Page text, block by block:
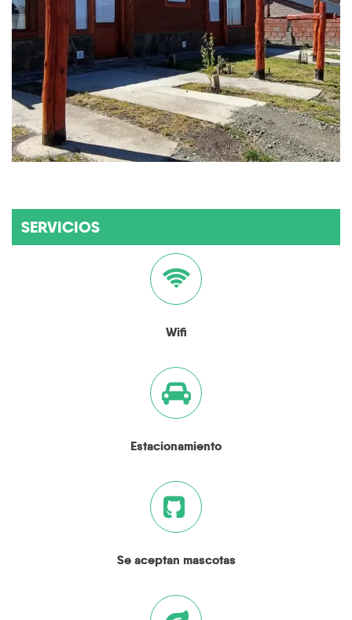
SERVICIOS
Wifi
Estacionamiento
Se aceptan mascotas